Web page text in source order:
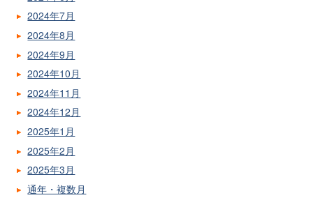
2024年7月
2024年8月
2024年9月
2024年10月
2024年11月
2024年12月
2025年1月
2025年2月
2025年3月
通年・複数月